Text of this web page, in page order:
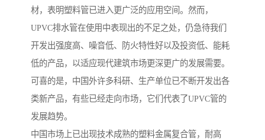
材，表明塑料管已进入更广泛的应用空间。然而，
UPVC排水管在使用中表现出的不足之处，仍急待我们
开发出强度高、噪音低、防火特性好以及投资低、能耗
低的产品，以适应现代建筑市场更深更广的发展需要。
可喜的是，中国外许多科研、生产单位已不断开发出各
类新产品，有些已经走向市场，它们代表了UPVC管的
发展趋势。
中国市场上已出现技术成熟的塑料金属复合管，耐高